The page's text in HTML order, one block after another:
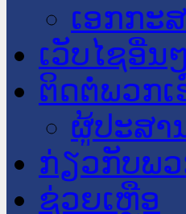
ເອກກະ
ເວັບໄຊອື່ນໆ
ຕິດຕໍ່ພວກເ
ຜູ້ປະສາ
ກ່ຽວກັບພວ
ຊ່ວຍເຫຼືອ